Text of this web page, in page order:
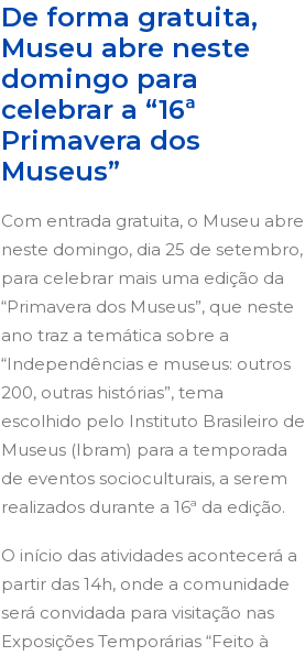
De forma gratuita,
Museu abre neste
domingo para
celebrar a “16ª
Primavera dos
Museus”
Com entrada gratuita, o Museu abre
neste domingo, dia 25 de setembro,
para celebrar mais uma edição da
“Primavera dos Museus”, que neste
ano traz a temática sobre a
“Independências e museus: outros
200, outras histórias”, tema
escolhido pelo Instituto Brasileiro de
Museus (Ibram) para a temporada
de eventos socioculturais, a serem
realizados durante a 16ª da edição.
O início das atividades acontecerá a
partir das 14h, onde a comunidade
será convidada para visitação nas
Exposições Temporárias “Feito à